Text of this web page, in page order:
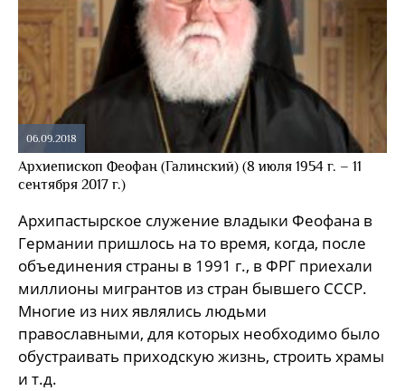
06.09.2018
Архиепископ Феофан (Галинский) (8 июля 1954 г. – 11
сентября 2017 г.)
Архипастырское служение владыки Феофана в
Германии пришлось на то время, когда, после
объединения страны в 1991 г., в ФРГ приехали
миллионы мигрантов из стран бывшего СССР.
Многие из них являлись людьми
православными, для которых необходимо было
обустраивать приходскую жизнь, строить храмы
и т.д.